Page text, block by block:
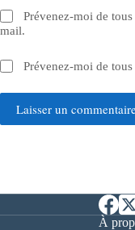
Prévenez-moi de
mail.
Prévenez-moi de
Laisser un
À